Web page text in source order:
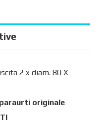
2 x diam. 80 X-
originale